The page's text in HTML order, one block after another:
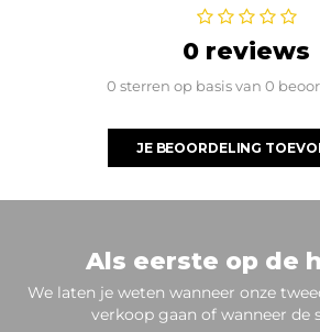
0 reviews
0 sterren op basis van 0
JE BEOORDELING
Als eerste op de
We laten je weten wanneer onze
verkoop gaan of wanneer de